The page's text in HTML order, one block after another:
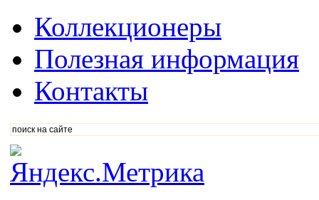
Коллекционеры
Полезная информация
Контакты